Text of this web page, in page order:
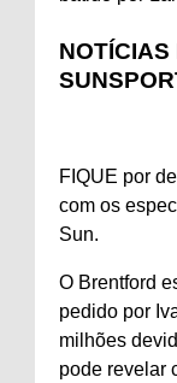
NOTÍCIAS
FIQUE por
com os
Sun.
O Brentford
pedido por
milhões
pode revelar